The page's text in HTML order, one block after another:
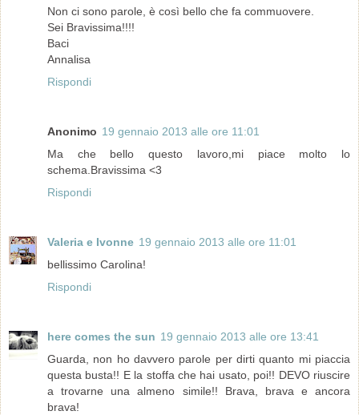
Non ci sono parole, è così bello che fa commuovere.
Sei Bravissima!!!!
Baci
Annalisa
Rispondi
Anonimo 19 gennaio 2013 alle ore 11:01
Ma che bello questo lavoro,mi piace molto lo
schema.Bravissima <3
Rispondi
Valeria e Ivonne 19 gennaio 2013 alle ore 11:01
bellissimo Carolina!
Rispondi
here comes the sun 19 gennaio 2013 alle ore 13:41
Guarda, non ho davvero parole per dirti quanto mi piaccia
questa busta!! E la stoffa che hai usato, poi!! DEVO riuscire
a trovarne una almeno simile!! Brava, brava e ancora
brava!